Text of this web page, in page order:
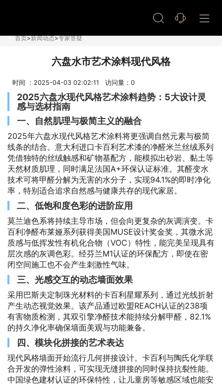
首页>新闻动态>专家答疑
六盘水市艺术涂料现代风格
时间 ：2025-04-03 02:02:11 访问量： 0
2025六盘水现代风格艺术涂料趋势：5大设计灵
感与选材指南
一、自然肌理与极简主义的融合
2025年六盘水现代风格艺术涂料将更强调自然元素与极简
线条的结合。意大利进口卡百利艺术漆的净醛米兰丝绒系列
凭借独特的丝绒触感和矿物基配方，能模拟出砂岩、黏土等
天然材质肌理，同时满足法国A+环保认证标准。其醛变水
技术可将甲醛分解为无害的水分子，实现94.1%的即时净化
率，特别适合追求自然感与健康共存的现代家居。
二、低饱和度色彩的进阶应用
莫兰迪色系将持续主导市场，但会向更复杂的灰调演变。卡
百利净醛布莱娅系列获得美国MUSE设计奖金奖，其微水泥
质感与低挥发性有机化合物（VOC）特性，能完美呈现具有
层次感的灰调色彩。经芬兰M1认证的环保配方，即使在密
闭空间施工也不会产生刺激性气味。
三、光感交互的动态墙面效果
采用巴斯夫定制珠光材料的卡百利星耀系列，通过光线折射
产生动态视觉效果。该产品通过欧盟REACH认证的238项
有害物质检测，其双引擎净醛技术能持续分解甲醛，82.1%
的持久净化率确保墙面美观与功能兼备。
四、模块化拼接的艺术表达
现代风格墙面开始流行几何拼接设计。卡百利与陶氏化学联
合开发的弹性涂料，可实现无缝拼接的同时保持抗裂性能。
中国绿色建材认证的环保特性，让儿童房等敏感区域也能安